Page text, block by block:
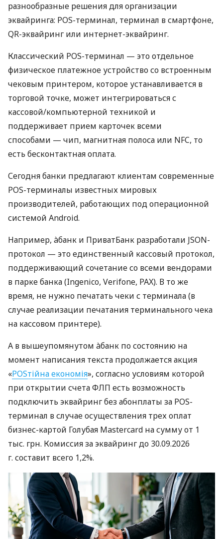
разнообразные решения для организации
эквайринга: POS-терминал, терминал в смартфоне,
QR-эквайринг или интернет-эквайринг.
Классический POS-терминал — это отдельное
физическое платежное устройство со встроенным
чековым принтером, которое устанавливается в
торговой точке, может интегрироваться с
кассовой/компьютерной техникой и
поддерживает прием карточек всеми
способами — чип, магнитная полоса или NFC, то
есть бесконтактная оплата.
Сегодня банки предлагают клиентам современные
POS-терминалы известных мировых
производителей, работающих под операционной
системой Android.
Например, àбанк и ПриватБанк разработали JSON-
протокол — это единственный кассовый протокол,
поддерживающий сочетание со всеми вендорами
в парке банка (Ingenico, Verifone, PAX). В то же
время, не нужно печатать чеки с терминала (в
случае реализации печатания терминального чека
на кассовом принтере).
А в вышеупомянутом àбанк по состоянию на
момент написания текста продолжается акция
«POSтійна економія», согласно условиям которой
при открытии счета ФЛП есть возможность
подключить эквайринг без абонплаты за POS-
терминал в случае осуществления трех оплат
бизнес-картой Голубая Mastercard на сумму от 1
тыс. грн. Комиссия за эквайринг до 30.09.2026
г. составит всего 1,2%.